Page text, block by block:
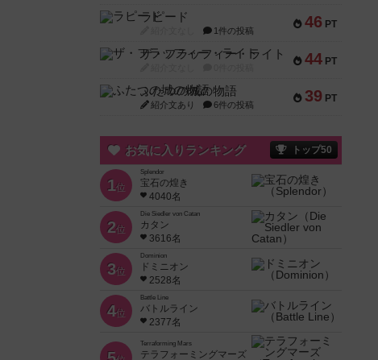
46 PT
ラピード
1件の投稿
44 PT
ザ・フラッフィー・ライト
39 PT
ふたつの城の物語
紹介文あり 6件の投稿
お気に入りランキング トップ50
1位
Splendor
宝石の煌き
4040名
2位
Die Siedler von Catan
カタン
3616名
3位
Dominion
ドミニオン
2528名
4位
Battle Line
バトルライン
2377名
Terraforming Mars
テラフォーミングマーズ